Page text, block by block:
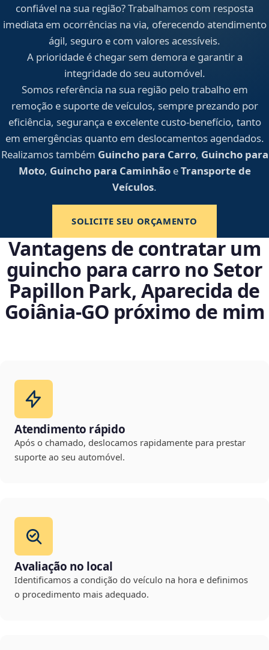
confiável na sua região? Trabalhamos com resposta
imediata em ocorrências na via, oferecendo atendimento
ágil, seguro e com valores acessíveis.
A prioridade é chegar sem demora e garantir a
integridade do seu automóvel.
Somos referência na sua região pelo trabalho em
remoção e suporte de veículos, sempre prezando por
eficiência, segurança e excelente custo-benefício, tanto
em emergências quanto em deslocamentos agendados.
Realizamos também Guincho para Carro, Guincho para
Moto, Guincho para CaminhãoeTransporte de
Veículos.
SOLICITE SEU ORÇAMENTO
Vantagens de contratar um
guincho para carro no Setor
Papillon Park, Aparecida de
Goiânia‑GO próximo de mim
Atendimento rápido
Após o chamado, deslocamos rapidamente para prestar
suporte ao seu automóvel.
Avaliação no local
Identificamos a condição do veículo na hora e definimos
o procedimento mais adequado.